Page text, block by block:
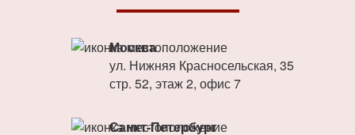
Москва
ул. Нижняя Красносельская, 35
стр. 52, этаж 2, офис 7
Санкт-Петербург